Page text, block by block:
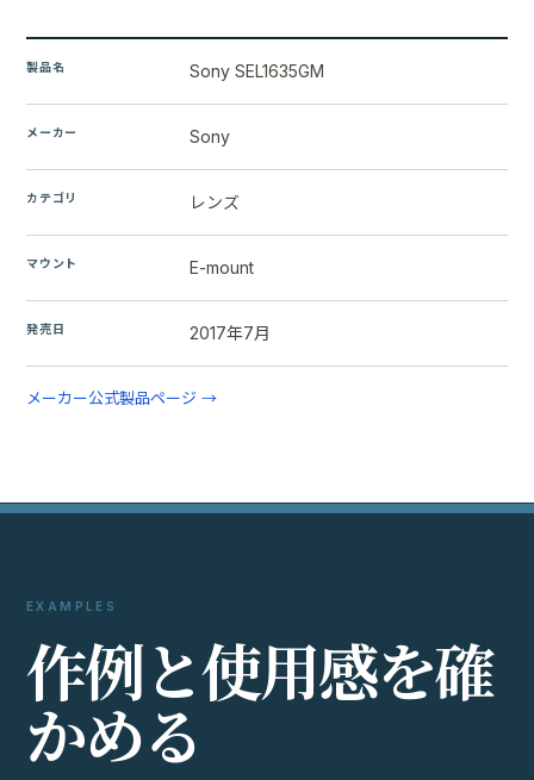
製品名 Sony SEL1635GM
メーカー Sony
カテゴリ レンズ
マウント E-mount
発売日 2017年7月
メーカー公式製品ページ →
EXAMPLES
作例と使用感を確
かめる